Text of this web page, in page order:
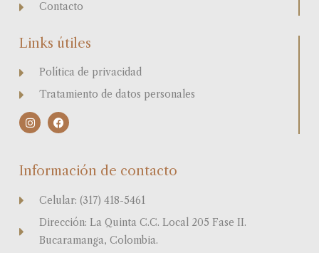
Contacto
Links útiles
Política de privacidad
Tratamiento de datos personales
I
n
g
F
a
o
k
Información de contacto
Celular: (317) 418-5461
Dirección: La Quinta C.C. Local 205 Fase II.
Bucaramanga, Colombia.